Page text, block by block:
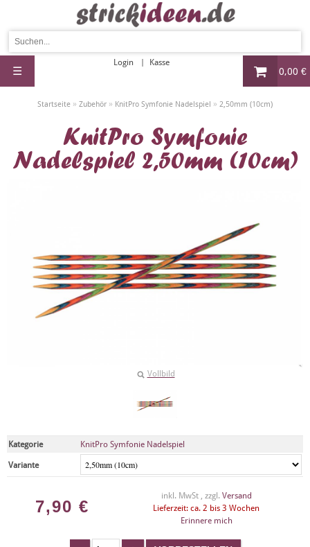
0,00 €
Login Kasse
☰
Startseite » Zubehör » KnitPro Symfonie Nadelspiel » 2,50mm (10cm)
KnitPro Symfonie
Nadelspiel 2,50mm (10cm)
Vollbild
Kategorie KnitPro Symfonie Nadelspiel
Variante
7,90 €
inkl. MwSt , zzgl. Versand
Lieferzeit: ca. 2 bis 3 Wochen
Erinnere mich